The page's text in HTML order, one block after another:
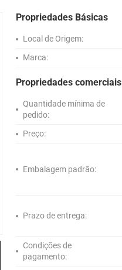
Propriedades Básicas
Local de Origem:
Marca:
Propriedades comerciais
Quantidade mínima de
pedido:
Preço:
Embalagem padrão:
Prazo de entrega:
Condições de
pagamento: